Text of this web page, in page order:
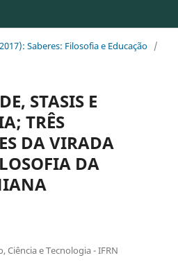
Saberes: Filosofia e Educação /
STASIS E
TRÊS
DA VIRADA
DA
Ciência e Tecnologia - IFRN